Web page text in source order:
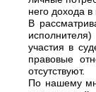
него дохода
В
участия в
правовые
отсутствуют.
По нашему